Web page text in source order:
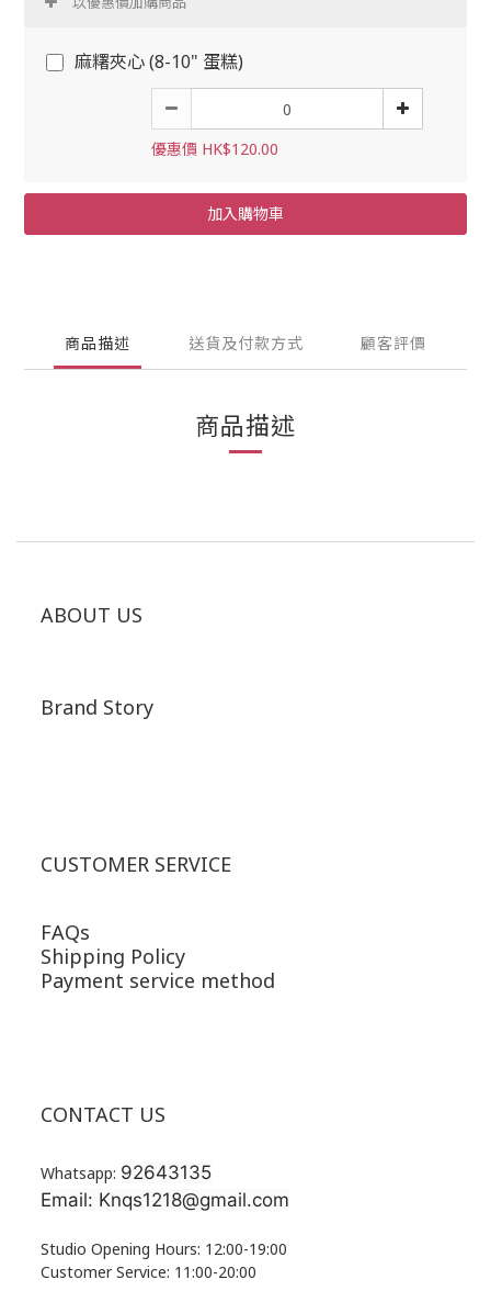
麻糬夾心 (8-10" 蛋糕)
優惠價 HK$120.00
加入購物車
商品描述 送貨及付款方式 顧客評價
商品描述
ABOUT US
Brand Story
CUSTOMER SERVICE
FAQs
Shipping Policy
Payment service method
CONTACT US
Whatsapp: 92643135
Email: Knqs1218@gmail.com
Studio Opening Hours: 12:00-19:00
Customer Service: 11:00-20:00